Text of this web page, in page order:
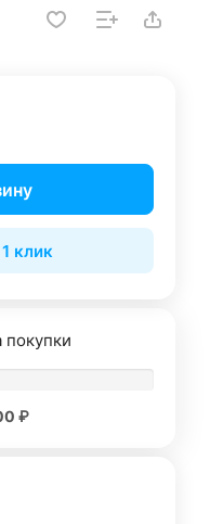
клик
покупки
₽